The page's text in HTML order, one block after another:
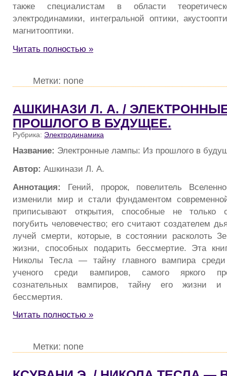
также специалистам в области
электродинамики, интегральной оптики,
магнитооптики.
Читать полностью »
Метки: none
АШКИНАЗИ Л. А. /
ПРОШЛОГО В БУДУЩЕЕ.
Рубрика: Электродинамика
Название: Электронные лампы: Из прошлого в
Автор: Ашкинази Л. А.
Аннотация: Гений, пророк, повелитель
изменили мир и стали фундаментом
приписывают открытия, способные не только
погубить человечество; его считают создателем
лучей смерти, которые, в состоянии расколоть
жизни, способных подарить бессмертие. Эта
Николы Тесла — тайну главного вампира
ученого среди вампиров, самого яркого
сознательных вампиров, тайну его жизни и
бессмертия.
Читать полностью »
Метки: none